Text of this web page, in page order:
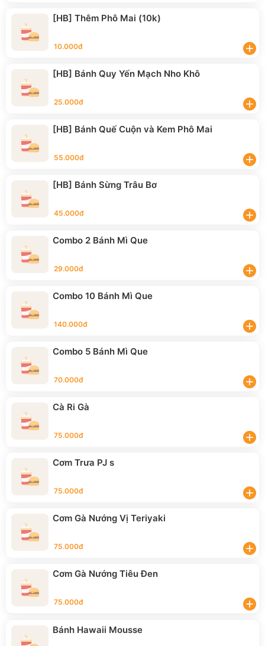
[HB] Thêm Phô Mai (10k)
10.000đ add
[HB] Bánh Quy Yến Mạch Nho Khô
25.000đ add
[HB] Bánh Quế Cuộn và Kem Phô Mai
55.000đ add
[HB] Bánh Sừng Trâu Bơ
45.000đ add
Combo 2 Bánh Mì Que
29.000đ add
Combo 10 Bánh Mì Que
140.000đ add
Combo 5 Bánh Mì Que
70.000đ add
Cà Ri Gà
75.000đ add
Cơm Trưa PJ s
75.000đ add
Cơm Gà Nướng Vị Teriyaki
75.000đ add
Cơm Gà Nướng Tiêu Đen
75.000đ add
Bánh Hawaii Mousse